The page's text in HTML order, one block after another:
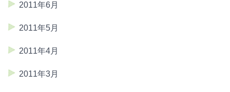
2011年6月
2011年5月
2011年4月
2011年3月